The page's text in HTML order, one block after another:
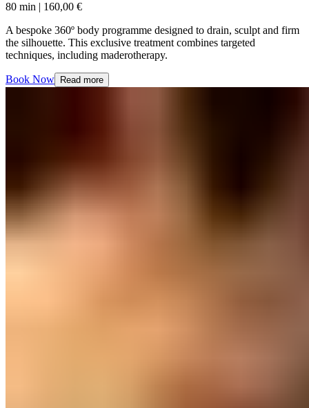
80 min​​​​‌ ‍ ​‍​‍‌‍ ‌ ​‍‌‍‍‌‌‍‌ ‌‍‍‌‌‍ ‍​‍​‍​ ‍‍​‍​‍‌ ​ ‌‍​‌‌‍ ‍‌‍‍‌‌ ‌​‌ ‍‌​‍ ‍‌‍‍‌‌‍ ​‍​‍​‍ ​​‍​‍‌‍‍​‌ ​‍‌‍‌‌‌‍‌‍​‍​‍​ ‍‍​‍​‍‌‍‍​‌ ‌​‌ ‌​‌ ​​‌ ​ ​ ‍‍​‍ ​‍ ‌‍ ​​‍ ‌‌‍​‌‌‍ ‍‌‍‌​​‍ ‌‌ ​‍​‍ ‌‌‍‍​‌‍ ‌ ‌​‌‍‌‌‌‍ ​‌ ​ ​‍ ‌‌ ​ ‌ ‌​‌ ‌‌‌‍‌​‌‍‍‌‌‍ ​‍ ‍‌ ‌‍‌‍‌‌‌ ​‍‌‍​ ‌‍‌‌‌‍ ​​‍ ‍‌‍​‌‌ ​​‌ ​​​‍ ‌‍‍‌‌‍ ‍‌ ‌​‌‍‌‌‌‍ ‍‌ ‌​​‍ ‌‍‌‌‌‍‌​‌‍‍‌‌ ‌​​‍ ‌‍ ‌‌‍ ‌‍‌​‌‍‌‌​ ‌‌ ​​‌ ​‍‌‍‌‌‌ ​ ‌‍‌‌‌‍ ‍‌ ‌​‌‍​‌‌ ‌​‌‍‍‌‌‍ ‌‍ ‍​ ‍ ‌‍‍‌‌‍‌​​ ‌‌‍‌‍‌‍​ ‌‍​‍​ ‌‌​ ‌ ​ ​‍​ ​‍​ ‌‌​‍ ‌​ ‍​​ ​ ​ ​‌‌‍​‌​‍ ‌​ ‌​‌‍‌‌​ ‌ ‌‍​‍​‍ ‌​ ‍​​ ‍‌‌‍​‍‌‍​ ​‍ ‌​ ​ ​ ‌​​ ​‍‌‍​ ‌‍‌​‌‍​‍​ ‌​‌‍‌‌‌‍​‍‌‍‌‍​ ‌‌​ ​‍​ ‍ ‌ ‌​‌ ‍‌‌ ​​‌‍‌‌​ ‌‌‍‍​‌‍ ‌ ‌​‌‍‌‌‌‍ ​‌‌‌​‌ ​‍‌‍‌‌‌‍​‌‌ ‌​‌‍ ‌‌‍‌‌‌‍ ‍‌ ‌​​ ‍ ‌ ​​‌‍​‌‌ ‌​‌‍‍​​ ‌‌ ‌​‌‍‍‌‌‍ ‌‌‍‌‌​ ‌‍​‍‌‍​‌‌ ​ ‌‍‌‌‌‌‌‌‌ ​‍‌‍ ​​ ‌‌‍‍​‌ ‌​‌ ‌​‌ ​​‌ ​ ​‍‌‌​ ​ ‌​​‌​‍‌‌​ ​‍‌​‌‍​‍‌‌​ ​‍‌​‌‍‌‍ ​​‍ ‌‌‍​‌‌‍ ‍‌‍‌​​‍ ‌‌ ​‍​‍ ‌‌‍‍​‌‍ ‌ ‌​‌‍‌‌‌‍ ​‌ ​ ​‍ ‌‌ ​ ‌ ‌​‌ ‌‌‌‍‌​‌‍‍‌‌‍ ​‍ ‍‌ ‌‍‌‍‌‌‌ ​‍‌‍​ ‌‍‌‌‌‍ ​​‍ ‍‌‍​‌‌ ​​‌ ​​​‍‌‍‌‍‍‌‌‍‌​​ ‌‌‍‌‍‌‍​ ‌‍​‍​ ‌‌​ ‌ ​ ​‍​ ​‍​ ‌‌​‍ ‌​ ‍​​ ​ ​ ​‌‌‍​‌​‍ ‌​ ‌​‌‍‌‌​ ‌ ‌‍​‍​‍ ‌​ ‍​​ ‍‌‌‍​‍‌‍​ ​‍ ‌​ ​ ​ ‌​​ ​‍‌‍​ ‌‍‌​‌‍​‍​ ‌​‌‍‌‌‌‍​‍‌‍‌‍​ ‌‌​ ​‍​‍‌‍‌ ‌​‌ ‍‌‌ ​​‌‍‌‌​ ‌‌‍‍​‌‍ ‌ ‌​‌‍‌‌‌‍ ​‌‌‌​‌ ​‍‌‍‌‌‌‍​‌‌ ‌​‌‍ ‌‌‍‌‌‌‍ ‍‌ ‌​​‍‌‍‌ ​​‌‍​‌‌ ‌​‌‍‍​​ ‌‌ ‌​‌‍‍‌‌‍ ‌‌‍‌‌​‍‌‍‌ ​​‌‍‌‌‌ ​‍‌ ​ ‌ ​​‌‍‌‌‌‍​ ‌ ‌​‌‍‍‌‌ ‌‍‌‍‌‌​ ‌‌ ​​‌ ‌‌‌‍​‍‌‍ ​‌‍‍‌‌ ​ ‌‍‍​‌‍‌‌‌‍‌​​‍​‍‌ ‌ | 160,00 €​​​​‌ ‍ ​‍​‍‌‍ ‌ ​‍‌‍‍‌‌‍‌ ‌‍‍‌‌‍ ‍​‍​‍​ ‍‍​‍​‍‌ ​ ‌‍​‌‌‍ ‍‌‍‍‌‌ ‌​‌ ‍‌​‍ ‍‌‍‍‌‌‍ ​‍​‍​‍ ​​‍​‍‌‍‍​‌ ​‍‌‍‌‌‌‍‌‍​‍​‍​ ‍‍​‍​‍‌‍‍​‌ ‌​‌ ‌​‌ ​​‌ ​ ​ ‍‍​‍ ​‍ ‌‍ ​​‍ ‌‌‍​‌‌‍ ‍‌‍‌​​‍ ‌‌ ​‍​‍ ‌‌‍‍​‌‍ ‌ ‌​‌‍‌‌‌‍ ​‌ ​ ​‍ ‌‌ ​ ‌ ‌​‌ ‌‌‌‍‌​‌‍‍‌‌‍ ​‍ ‍‌ ‌‍‌‍‌‌‌ ​‍‌‍​ ‌‍‌‌‌‍ ​​‍ ‍‌‍​‌‌ ​​‌ ​​​‍ ‌‍‍‌‌‍ ‍‌ ‌​‌‍‌‌‌‍ ‍‌ ‌​​‍ ‌‍‌‌‌‍‌​‌‍‍‌‌ ‌​​‍ ‌‍ ‌‌‍ ‌‍‌​‌‍‌‌​ ‌‌ ​​‌ ​‍‌‍‌‌‌ ​ ‌‍‌‌‌‍ ‍‌ ‌​‌‍​‌‌ ‌​‌‍‍‌‌‍ ‌‍ ‍​ ‍ ‌‍‍‌‌‍‌​​ ‌‌‍‌‍‌‍​ ‌‍​‍​ ‌‌​ ‌ ​ ​‍​ ​‍​ ‌‌​‍ ‌​ ‍​​ ​ ​ ​‌‌‍​‌​‍ ‌​ ‌​‌‍‌‌​ ‌ ‌‍​‍​‍ ‌​ ‍​​ ‍‌‌‍​‍‌‍​ ​‍ ‌​ ​ ​ ‌​​ ​‍‌‍​ ‌‍‌​‌‍​‍​ ‌​‌‍‌‌‌‍​‍‌‍‌‍​ ‌‌​ ​‍​ ‍ ‌ ‌​‌ ‍‌‌ ​​‌‍‌‌​ ‌‌‍‍​‌‍ ‌ ‌​‌‍‌‌‌‍ ​‌‌‌​‌ ​‍‌‍‌‌‌‍​‌‌ ‌​‌‍ ‌‌‍‌‌‌‍ ‍‌ ‌​​ ‍ ‌ ​​‌‍​‌‌ ‌​‌‍‍​​ ‌‌ ​​‌ ​‍‌‍‍‌‌‍​ ‌‍‌‌​ ‌‍​‍‌‍​‌‌ ​ ‌‍‌‌‌‌‌‌‌ ​‍‌‍ ​​ ‌‌‍‍​‌ ‌​‌ ‌​‌ ​​‌ ​ ​‍‌‌​ ​ ‌​​‌​‍‌‌​ ​‍‌​‌‍​‍‌‌​ ​‍‌​‌‍‌‍ ​​‍ ‌‌‍​‌‌‍ ‍‌‍‌​​‍ ‌‌ ​‍​‍ ‌‌‍‍​‌‍ ‌ ‌​‌‍‌‌‌‍ ​‌ ​ ​‍ ‌‌ ​ ‌ ‌​‌ ‌‌‌‍‌​‌‍‍‌‌‍ ​‍ ‍‌ ‌‍‌‍‌‌‌ ​‍‌‍​ ‌‍‌‌‌‍ ​​‍ ‍‌‍​‌‌ ​​‌ ​​​‍‌‍‌‍‍‌‌‍‌​​ ‌‌‍‌‍‌‍​ ‌‍​‍​ ‌‌​ ‌ ​ ​‍​ ​‍​ ‌‌​‍ ‌​ ‍​​ ​ ​ ​‌‌‍​‌​‍ ‌​ ‌​‌‍‌‌​ ‌ ‌‍​‍​‍ ‌​ ‍​​ ‍‌‌‍​‍‌‍​ ​‍ ‌​ ​ ​ ‌​​ ​‍‌‍​ ‌‍‌​‌‍​‍​ ‌​‌‍‌‌‌‍​‍‌‍‌‍​ ‌‌​ ​‍​‍‌‍‌ ‌​‌ ‍‌‌ ​​‌‍‌‌​ ‌‌‍‍​‌‍ ‌ ‌​‌‍‌‌‌‍ ​‌‌‌​‌ ​‍‌‍‌‌‌‍​‌‌ ‌​‌‍ ‌‌‍‌‌‌‍ ‍‌ ‌​​‍‌‍‌ ​​‌‍​‌‌ ‌​‌‍‍​​ ‌‌ ​​‌ ​‍‌‍‍‌‌‍​ ‌‍‌‌​‍‌‍‌ ​​‌‍‌‌‌ ​‍‌ ​ ‌ ​​‌‍‌‌‌‍​ ‌ ‌​‌‍‍‌‌ ‌‍‌‍‌‌​ ‌‌ ​​‌ ‌‌‌‍​‍‌‍ ​‌‍‍‌‌ ​ ‌‍‍​‌‍‌‌‌‍‌​​‍​‍‌ ‌
A bespoke 360º body programme designed to drain, sculpt and firm
the silhouette. This exclusive treatment combines targeted
techniques, including maderotherapy.​​​​‌ ‍ ​‍​‍‌‍ ‌ ​‍‌‍‍‌‌‍‌ ‌‍‍‌‌‍ ‍​‍​‍​ ‍‍​‍​‍‌ ​ ‌‍​‌‌‍ ‍‌‍‍‌‌ ‌​‌ ‍‌​‍ ‍‌‍‍‌‌‍ ​‍​‍​‍ ​​‍​‍‌‍‍​‌ ​‍‌‍‌‌‌‍‌‍​‍​‍​ ‍‍​‍​‍‌‍‍​‌ ‌​‌ ‌​‌ ​​‌ ​ ​ ‍‍​‍ ​‍ ‌‍ ​​‍ ‌‌‍​‌‌‍ ‍‌‍‌​​‍ ‌‌ ​‍​‍ ‌‌‍‍​‌‍ ‌ ‌​‌‍‌‌‌‍ ​‌ ​ ​‍ ‌‌ ​ ‌ ‌​‌ ‌‌‌‍‌​‌‍‍‌‌‍ ​‍ ‍‌ ‌‍‌‍‌‌‌ ​‍‌‍​ ‌‍‌‌‌‍ ​​‍ ‍‌‍​‌‌ ​​‌ ​​​‍ ‌‍‍‌‌‍ ‍‌ ‌​‌‍‌‌‌‍ ‍‌ ‌​​‍ ‌‍‌‌‌‍‌​‌‍‍‌‌ ‌​​‍ ‌‍ ‌‌‍ ‌‍‌​‌‍‌‌​ ‌‌ ​​‌ ​‍‌‍‌‌‌ ​ ‌‍‌‌‌‍ ‍‌ ‌​‌‍​‌‌ ‌​‌‍‍‌‌‍ ‌‍ ‍​ ‍ ‌‍‍‌‌‍‌​​ ‌‌‍‌‍‌‍​ ‌‍​‍​ ‌‌​ ‌ ​ ​‍​ ​‍​ ‌‌​‍ ‌​ ‍​​ ​ ​ ​‌‌‍​‌​‍ ‌​ ‌​‌‍‌‌​ ‌ ‌‍​‍​‍ ‌​ ‍​​ ‍‌‌‍​‍‌‍​ ​‍ ‌​ ​ ​ ‌​​ ​‍‌‍​ ‌‍‌​‌‍​‍​ ‌​‌‍‌‌‌‍​‍‌‍‌‍​ ‌‌​ ​‍​ ‍ ‌ ‌​‌ ‍‌‌ ​​‌‍‌‌​ ‌‌‍‍​‌‍ ‌ ‌​‌‍‌‌‌‍ ​‌‌‌​‌ ​‍‌‍‌‌‌‍​‌‌ ‌​‌‍ ‌‌‍‌‌‌‍ ‍‌ ‌​​ ‍ ‌ ​​‌‍​‌‌ ‌​‌‍‍​​ ‌‌‍‌​‌‍‌‌‌ ​ ‌‍​ ‌ ​‍‌‍‍‌‌ ​​‌ ‌​‌‍‍‌‌‍ ‌‍ ‍​ ‌‍​‍‌‍​‌‌ ​ ‌‍‌‌‌‌‌‌‌ ​‍‌‍ ​​ ‌‌‍‍​‌ ‌​‌ ‌​‌ ​​‌ ​ ​‍‌‌​ ​ ‌​​‌​‍‌‌​ ​‍‌​‌‍​‍‌‌​ ​‍‌​‌‍‌‍ ​​‍ ‌‌‍​‌‌‍ ‍‌‍‌​​‍ ‌‌ ​‍​‍ ‌‌‍‍​‌‍ ‌ ‌​‌‍‌‌‌‍ ​‌ ​ ​‍ ‌‌ ​ ‌ ‌​‌ ‌‌‌‍‌​‌‍‍‌‌‍ ​‍ ‍‌ ‌‍‌‍‌‌‌ ​‍‌‍​ ‌‍‌‌‌‍ ​​‍ ‍‌‍​‌‌ ​​‌ ​​​‍‌‍‌‍‍‌‌‍‌​​ ‌‌‍‌‍‌‍​ ‌‍​‍​ ‌‌​ ‌ ​ ​‍​ ​‍​ ‌‌​‍ ‌​ ‍​​ ​ ​ ​‌‌‍​‌​‍ ‌​ ‌​‌‍‌‌​ ‌ ‌‍​‍​‍ ‌​ ‍​​ ‍‌‌‍​‍‌‍​ ​‍ ‌​ ​ ​ ‌​​ ​‍‌‍​ ‌‍‌​‌‍​‍​ ‌​‌‍‌‌‌‍​‍‌‍‌‍​ ‌‌​ ​‍​‍‌‍‌ ‌​‌ ‍‌‌ ​​‌‍‌‌​ ‌‌‍‍​‌‍ ‌ ‌​‌‍‌‌‌‍ ​‌‌‌​‌ ​‍‌‍‌‌‌‍​‌‌ ‌​‌‍ ‌‌‍‌‌‌‍ ‍‌ ‌​​‍‌‍‌ ​​‌‍​‌‌ ‌​‌‍‍​​ ‌‌‍‌​‌‍‌‌‌ ​ ‌‍​ ‌ ​‍‌‍‍‌‌ ​​‌ ‌​‌‍‍‌‌‍ ‌‍ ‍​‍‌‍‌ ​​‌‍‌‌‌ ​‍‌ ​ ‌ ​​‌‍‌‌‌‍​ ‌ ‌​‌‍‍‌‌ ‌‍‌‍‌‌​ ‌‌ ​​‌ ‌‌‌‍​‍‌‍ ​‌‍‍‌‌ ​ ‌‍‍​‌‍‌‌‌‍‌​​‍​‍‌ ‌
Book Now​​​​‌ ‍ ​‍​‍‌‍ ‌ ​‍‌‍‍‌‌‍‌ ‌‍‍‌‌‍ ‍​‍​‍​ ‍‍​‍​‍‌ ​ ‌‍​‌‌‍ ‍‌‍‍‌‌ ‌​‌ ‍‌​‍ ‍‌‍‍‌‌‍ ​‍​‍​‍ ​​‍​‍‌‍‍​‌ ​‍‌‍‌‌‌‍‌‍​‍​‍​ ‍‍​‍​‍‌‍‍​‌ ‌​‌ ‌​‌ ​​‌ ​ ​ ‍‍​‍ ​‍ ‌‍ ​​‍ ‌‌‍​‌‌‍ ‍‌‍‌​​‍ ‌‌ ​‍​‍ ‌‌‍‍​‌‍ ‌ ‌​‌‍‌‌‌‍ ​‌ ​ ​‍ ‌‌ ​ ‌ ‌​‌ ‌‌‌‍‌​‌‍‍‌‌‍ ​‍ ‍‌ ‌‍‌‍‌‌‌ ​‍‌‍​ ‌‍‌‌‌‍ ​​‍ ‍‌‍​‌‌ ​​‌ ​​​‍ ‌‍‍‌‌‍ ‍‌ ‌​‌‍‌‌‌‍ ‍‌ ‌​​‍ ‌‍‌‌‌‍‌​‌‍‍‌‌ ‌​​‍ ‌‍ ‌‌‍ ‌‍‌​‌‍‌‌​ ‌‌ ​​‌ ​‍‌‍‌‌‌ ​ ‌‍‌‌‌‍ ‍‌ ‌​‌‍​‌‌ ‌​‌‍‍‌‌‍ ‌‍ ‍​ ‍ ‌‍‍‌‌‍‌​​ ‌‌‍‌‍‌‍​ ‌‍​‍​ ‌‌​ ‌ ​ ​‍​ ​‍​ ‌‌​‍ ‌​ ‍​​ ​ ​ ​‌‌‍​‌​‍ ‌​ ‌​‌‍‌‌​ ‌ ‌‍​‍​‍ ‌​ ‍​​ ‍‌‌‍​‍‌‍​ ​‍ ‌​ ​ ​ ‌​​ ​‍‌‍​ ‌‍‌​‌‍​‍​ ‌​‌‍‌‌‌‍​‍‌‍‌‍​ ‌‌​ ​‍​ ‍ ‌ ‌​‌ ‍‌‌ ​​‌‍‌‌​ ‌‌‍‍​‌‍ ‌ ‌​‌‍‌‌‌‍ ​‌‌‌​‌ ​‍‌‍‌‌‌‍​‌‌ ‌​‌‍ ‌‌‍‌‌‌‍ ‍‌ ‌​​ ‍ ‌ ​​‌‍​‌‌ ‌​‌‍‍​​ ‌‌‍​ ‌ ‌​‌‍​‌​‍ ‍‌‍ ​‌‍​‌‌‍​‍‌‍‌‌‌‍ ​​ ‌‍​‍‌‍​‌‌ ​ ‌‍‌‌‌‌‌‌‌ ​‍‌‍ ​​ ‌‌‍‍​‌ ‌​‌ ‌​‌ ​​‌ ​ ​‍‌‌​ ​ ‌​​‌​‍‌‌​ ​‍‌​‌‍​‍‌‌​ ​‍‌​‌‍‌‍ ​​‍ ‌‌‍​‌‌‍ ‍‌‍‌​​‍ ‌‌ ​‍​‍ ‌‌‍‍​‌‍ ‌ ‌​‌‍‌‌‌‍ ​‌ ​ ​‍ ‌‌ ​ ‌ ‌​‌ ‌‌‌‍‌​‌‍‍‌‌‍ ​‍ ‍‌ ‌‍‌‍‌‌‌ ​‍‌‍​ ‌‍‌‌‌‍ ​​‍ ‍‌‍​‌‌ ​​‌ ​​​‍‌‍‌‍‍‌‌‍‌​​ ‌‌‍‌‍‌‍​ ‌‍​‍​ ‌‌​ ‌ ​ ​‍​ ​‍​ ‌‌​‍ ‌​ ‍​​ ​ ​ ​‌‌‍​‌​‍ ‌​ ‌​‌‍‌‌​ ‌ ‌‍​‍​‍ ‌​ ‍​​ ‍‌‌‍​‍‌‍​ ​‍ ‌​ ​ ​ ‌​​ ​‍‌‍​ ‌‍‌​‌‍​‍​ ‌​‌‍‌‌‌‍​‍‌‍‌‍​ ‌‌​ ​‍​‍‌‍‌ ‌​‌ ‍‌‌ ​​‌‍‌‌​ ‌‌‍‍​‌‍ ‌ ‌​‌‍‌‌‌‍ ​‌‌‌​‌ ​‍‌‍‌‌‌‍​‌‌ ‌​‌‍ ‌‌‍‌‌‌‍ ‍‌ ‌​​‍‌‍‌ ​​‌‍​‌‌ ‌​‌‍‍​​ ‌‌‍​ ‌ ‌​‌‍​‌​‍ ‍‌‍ ​‌‍​‌‌‍​‍‌‍‌‌‌‍ ​​‍‌‍‌ ​​‌‍‌‌‌ ​‍‌ ​ ‌ ​​‌‍‌‌‌‍​ ‌ ‌​‌‍‍‌‌ ‌‍‌‍‌‌​ ‌‌ ​​‌ ‌‌‌‍​‍‌‍ ​‌‍‍‌‌ ​ ‌‍‍​‌‍‌‌‌‍‌​​‍​‍‌ ‌ Read more